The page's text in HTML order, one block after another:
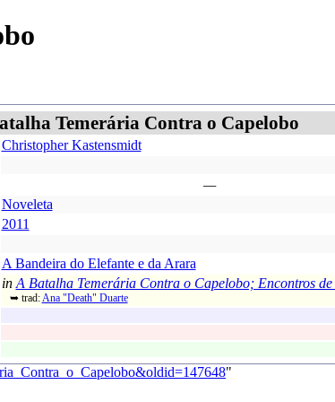
Temerária Contra o Capelobo
Christopher Kastensmidt
—
Noveleta
2011
A Bandeira do Elefante e da Arara
in A Batalha Temerária Contra o Capelobo; Encontros de
➥ trad:Ana "Death" Duarte
"